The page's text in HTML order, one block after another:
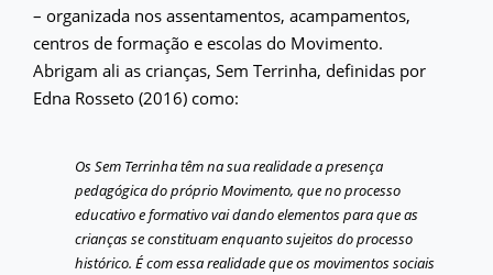
– organizada nos assentamentos, acampamentos,
centros de formação e escolas do Movimento.
Abrigam ali as crianças, Sem Terrinha, definidas por
Edna Rosseto (2016) como:
Os Sem Terrinha têm na sua realidade a presença
pedagógica do próprio Movimento, que no processo
educativo e formativo vai dando elementos para que as
crianças se constituam enquanto sujeitos do processo
histórico. É com essa realidade que os movimentos sociais